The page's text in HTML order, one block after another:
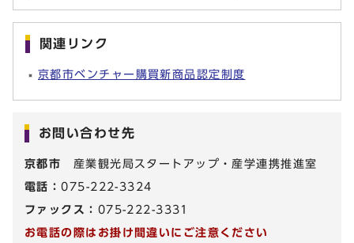
関連リンク
京都市ベンチャー購買新商品認定制度
お問い合わせ先
京都市 産業観光局スタートアップ・産学連携推進室
電話：075-222-3324
ファックス： 075-222-3331
お電話の際はお掛け間違いにご注意ください